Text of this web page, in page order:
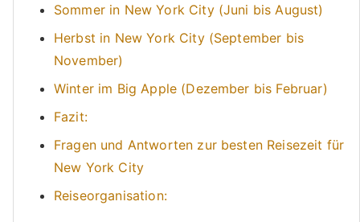
Sommer in New York City (Juni bis August)
Herbst in New York City (September bis
November)
Winter im Big Apple (Dezember bis Februar)
Fazit:
Fragen und Antworten zur besten Reisezeit für
New York City
Reiseorganisation: